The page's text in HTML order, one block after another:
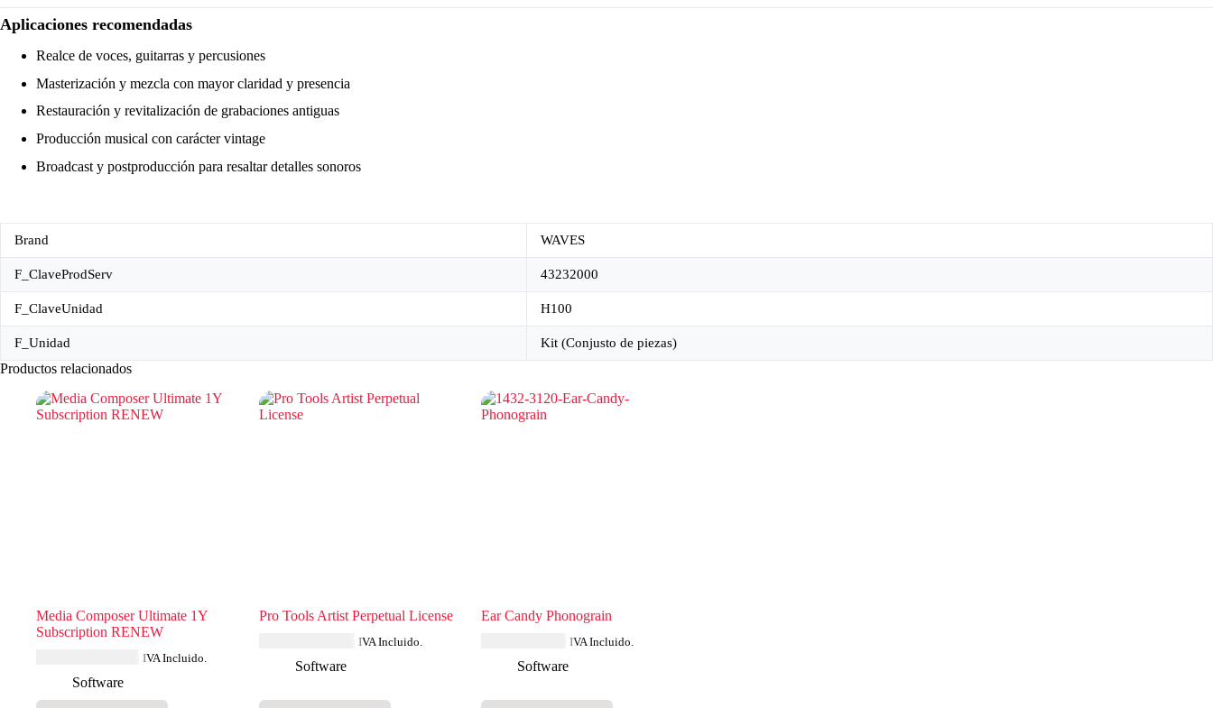
Aplicaciones recomendadas
Realce de voces, guitarras y percusiones
Masterización y mezcla con mayor claridad y presencia
Restauración y revitalización de grabaciones antiguas
Producción musical con carácter vintage
Broadcast y postproducción para resaltar detalles sonoros
Brand WAVES
F_ClaveProdServ 43232000
F_ClaveUnidad H100
F_Unidad Kit (Conjusto de piezas)
Productos relacionados
Media Composer Ultimate 1Y
Subscription RENEW
IVA Incluido.
Software
Pro Tools Artist Perpetual License
IVA Incluido.
Software
Ear Candy Phonograin
IVA Incluido.
Software